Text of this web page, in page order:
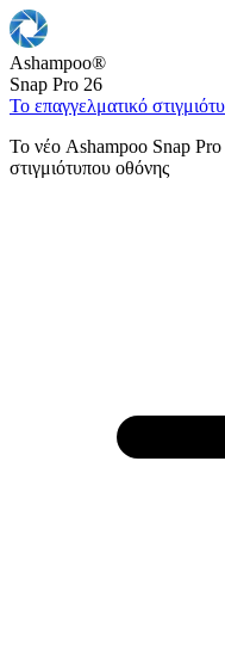
Ashampoo®
Snap Pro 26
Το επαγγελματικό
Το νέο Ashampoo Snap
στιγμιότυπου οθόνης